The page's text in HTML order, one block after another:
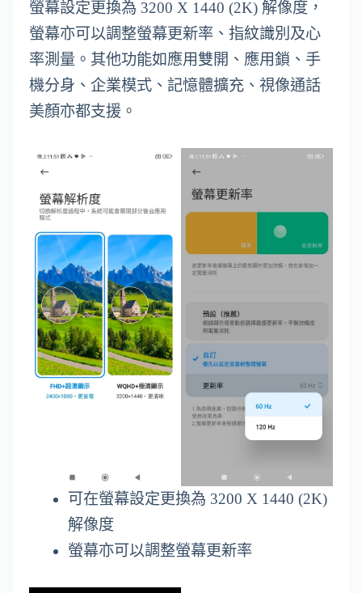
螢幕設定更換為 3200 X 1440 (2K) 解像度，
螢幕亦可以調整螢幕更新率、指紋識別及心
率測量。其他功能如應用雙開、應用鎖、手
機分身、企業模式、記憶體擴充、視像通話
美顏亦都支援。
可在螢幕設定更換為 3200 X 1440 (2K)
解像度
螢幕亦可以調整螢幕更新率